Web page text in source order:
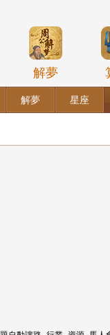
解夢
解夢 星座